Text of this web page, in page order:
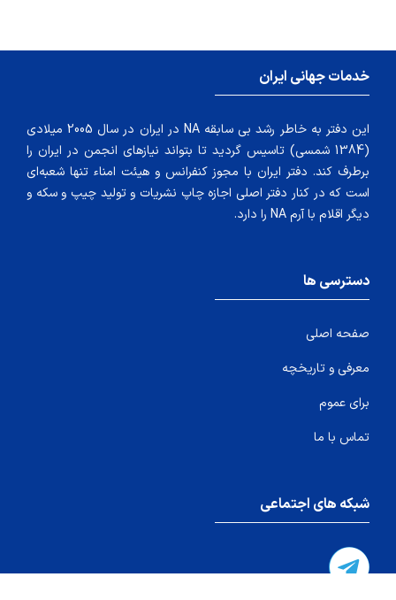
خدمات جهانی ایران
این دفتر به خاطر رشد بی سابقه NA در ایران در سال 2005 میلادی
(1384 شمسی) تاسیس گردید تا بتواند نیازهای انجمن در ایران را
برطرف کند. دفتر ایران با مجوز کنفرانس و هیئت امناء تنها شعبه‌ای
است که در کنار دفتر اصلی اجازه چاپ نشریات و تولید چیپ و سکه و
دیگر اقلام با آرم NA را دارد.
دسترسی ها
صفحه اصلی
معرفی و تاریخچه
برای عموم
تماس با ما
شبکه های اجتماعی